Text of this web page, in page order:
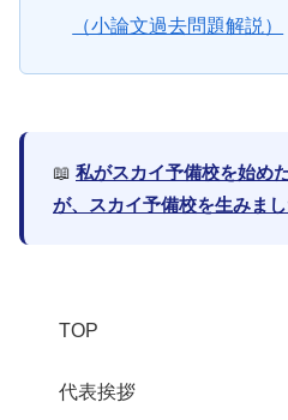
（小論文過去問題解説）
📖 私がスカイ予備校を始め
が、スカイ予備校を生みま
TOP
代表挨拶